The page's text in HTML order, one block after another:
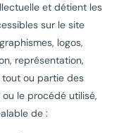
et détient les
sur le site
logos,
représentation,
ou partie des
le procédé utilisé,
de :